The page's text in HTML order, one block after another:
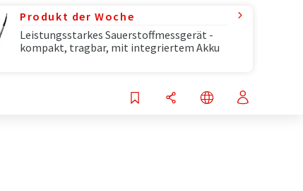
Produkt der Woche
Leistungsstarkes Sauerstoffmessgerät -
kompakt, tragbar, mit integriertem Akku